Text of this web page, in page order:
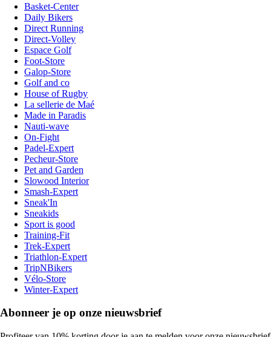
Basket-Center
Daily Bikers
Direct Running
Direct-Volley
Espace Golf
Foot-Store
Galop-Store
Golf and co
House of Rugby
La sellerie de Maé
Made in Paradis
Nauti-wave
On-Fight
Padel-Expert
Pecheur-Store
Pet and Garden
Slowood Interior
Smash-Expert
Sneak'In
Sneakids
Sport is good
Training-Fit
Trek-Expert
Triathlon-Expert
TripNBikers
Vélo-Store
Winter-Expert
Abonneer je op onze nieuwsbrief